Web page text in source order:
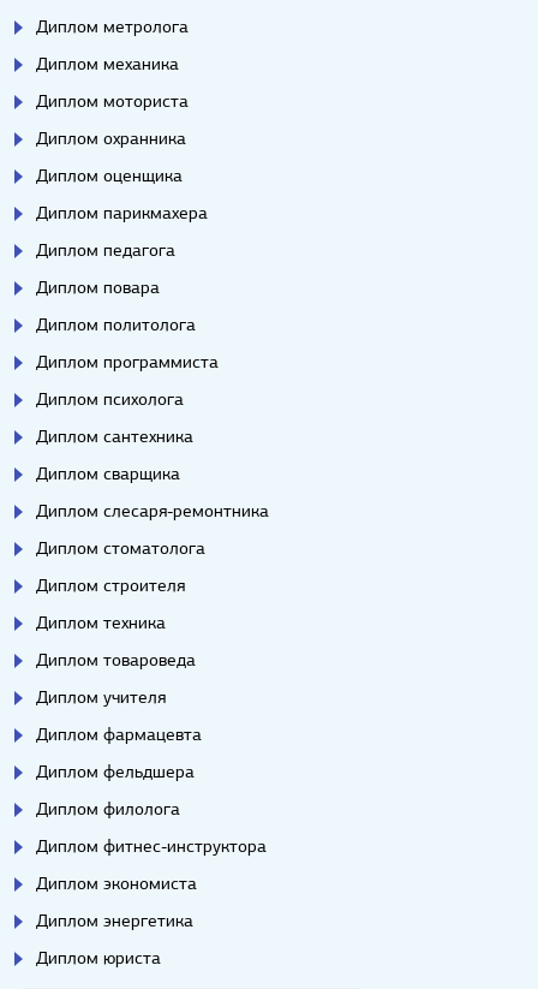
Диплом метролога
Диплом механика
Диплом моториста
Диплом охранника
Диплом оценщика
Диплом парикмахера
Диплом педагога
Диплом повара
Диплом политолога
Диплом программиста
Диплом психолога
Диплом сантехника
Диплом сварщика
Диплом слесаря-ремонтника
Диплом стоматолога
Диплом строителя
Диплом техника
Диплом товароведа
Диплом учителя
Диплом фармацевта
Диплом фельдшера
Диплом филолога
Диплом фитнес-инструктора
Диплом экономиста
Диплом энергетика
Диплом юриста